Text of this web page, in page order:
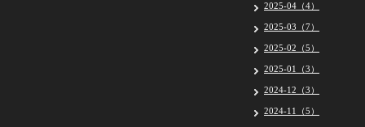
2025-04（4）
2025-03（7）
2025-02（5）
2025-01（3）
2024-12（3）
2024-11（5）